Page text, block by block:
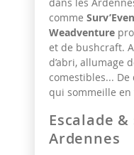
comme
Weadventure
et de bushcraft.
d’abri, allumage
comestibles...
qui sommeille en
Escalade
Ardennes